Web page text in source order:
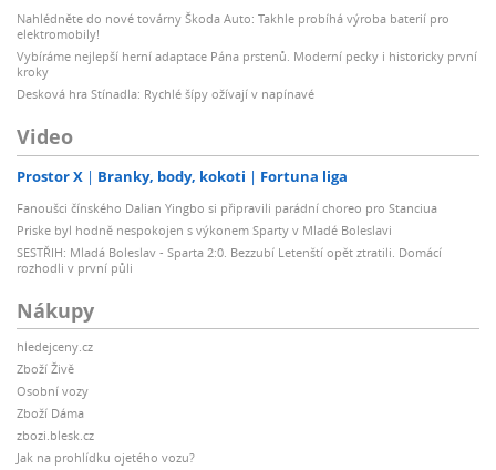
Nahlédněte do nové továrny Škoda Auto: Takhle probíhá výroba baterií pro
elektromobily!
Vybíráme nejlepší herní adaptace Pána prstenů. Moderní pecky i historicky první
kroky
Desková hra Stínadla: Rychlé šípy ožívají v napínavé
Video
Prostor X Branky, body, kokoti Fortuna liga
Fanoušci čínského Dalian Yingbo si připravili parádní choreo pro Stanciua
Priske byl hodně nespokojen s výkonem Sparty v Mladé Boleslavi
SESTŘIH: Mladá Boleslav - Sparta 2:0. Bezzubí Letenští opět ztratili. Domácí
rozhodli v první půli
Nákupy
hledejceny.cz
Zboží Živě
Osobní vozy
Zboží Dáma
zbozi.blesk.cz
Jak na prohlídku ojetého vozu?